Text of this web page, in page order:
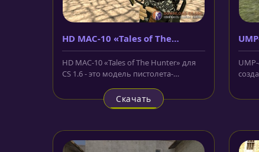
HD MAC-10 «Tales of The
Hunter»
HD MAC-10 «Tales of The Hunter» для
CS 1.6 - это модель пистолета-
Скачать